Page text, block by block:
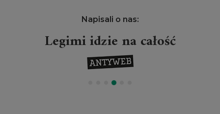
Napisali o nas:
Legimi idzie na całość